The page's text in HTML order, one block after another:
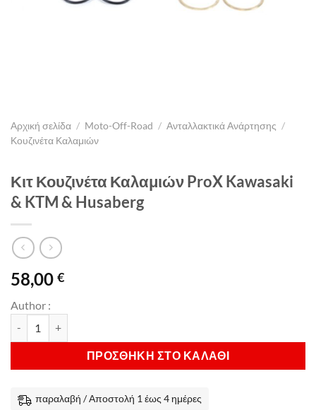
Αρχική σελίδα / Moto-Off-Road / Ανταλλακτικά Ανάρτησης /
Κουζινέτα Καλαμιών
Κιτ Κουζινέτα Καλαμιών ProX Kawasaki
& KTM & Husaberg
58,00 €
Author :
ΠΡΟΣΘΉΚΗ ΣΤΟ ΚΑΛΆΘΙ
παραλαβή / Αποστολή 1 έως 4 ημέρες